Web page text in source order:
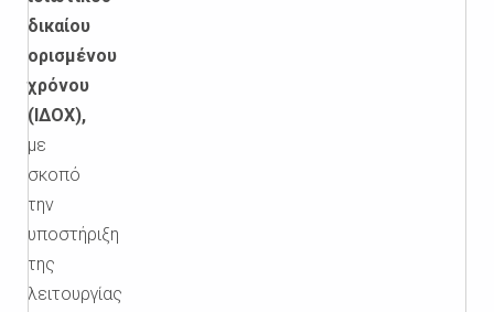
δικαίου
ορισμένου
χρόνου
(ΙΔΟΧ),
με
σκοπό
την
υποστήριξη
της
λειτουργίας